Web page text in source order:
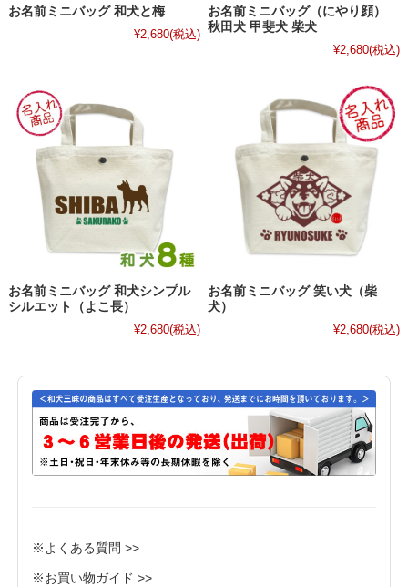
お名前ミニバッグ 和犬と梅
¥2,680(税込)
お名前ミニバッグ（にやり顔）
秋田犬 甲斐犬 柴犬
¥2,680(税込)
お名前ミニバッグ 和犬シンプル
シルエット（よこ長）
¥2,680(税込)
お名前ミニバッグ 笑い犬（柴
犬）
¥2,680(税込)
※よくある質問 >>
※お買い物ガイド >>